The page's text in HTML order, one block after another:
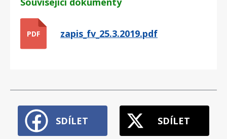
PDF zapis_fv_25.3.2019.pdf
SDÍLET SDÍLET